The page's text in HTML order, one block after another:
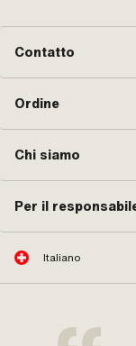
Contatto
Ordine
Chi siamo
Per il
Italiano